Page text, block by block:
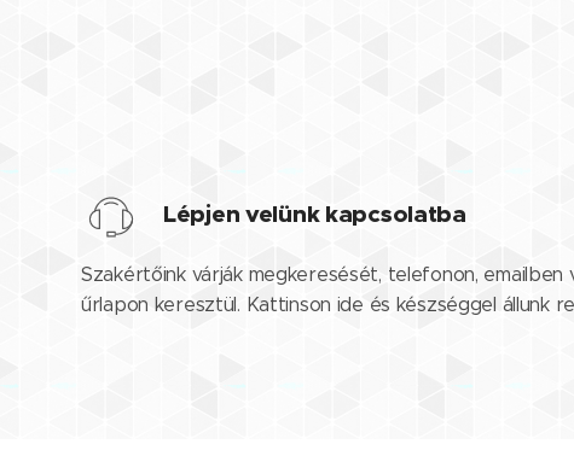
Lépjen velünk kapcsolatba
Szakértőink várják megkeresését, telefonon, emailben
űrlapon keresztül. Kattinson ide és készséggel állunk